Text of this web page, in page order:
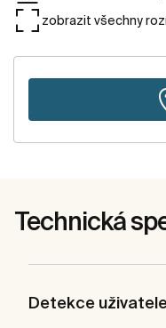
zobrazit všechny
Technická
Detekce